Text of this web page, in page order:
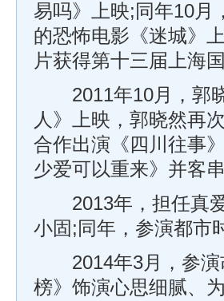
易吗》上映;同年10月
的恐怖电影《迷城》
片获得第十三届上海
2011年10月，郭晓
人》上映，郭晓然再
合作出演《四川往事
少爱可以重来》并客
2013年，担任真爱
小固;同年，参演都市
2014年3月，参演
榜》饰演心思细腻、